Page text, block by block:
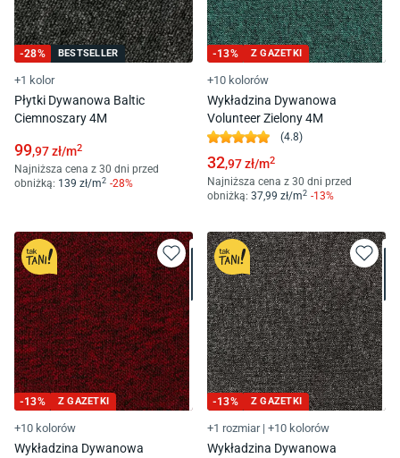
-28% BESTSELLER
+1 kolor
Płytki Dywanowa Baltic
Ciemnoszary 4M
99,97zł/m2
Najniższa cena z 30 dni przed
obniżką: 139 zł/m2 -28%
-13% Z GAZETKI
+10 kolorów
Wykładzina Dywanowa
Volunteer Zielony 4M
(4.8)
32,97zł/m2
Najniższa cena z 30 dni przed
obniżką: 37,99 zł/m2 -13%
-13% Z GAZETKI
+10 kolorów
Wykładzina Dywanowa
-13% Z GAZETKI
+1 rozmiar | +10 kolorów
Wykładzina Dywanowa